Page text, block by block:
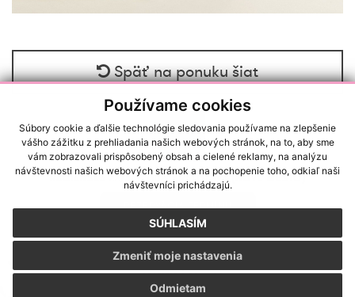
Používame cookies
Súbory cookie a ďalšie technológie sledovania používame na zlepšenie
vášho zážitku z prehliadania našich webových stránok, na to, aby sme
vám zobrazovali prispôsobený obsah a cielené reklamy, na analýzu
návštevnosti našich webových stránok a na pochopenie toho, odkiaľ naši
návštevníci prichádzajú.
SÚHLASÍM
Odmietam
Zmeniť moje nastavenia
Späť na ponuku šiat
RAČIANSKA 22/A, 83102, BRATISLAVA (NOVÉ MESTO)
REZERVÁCIA TERMÍNU
GDPR| Cookies
webdesign| webex.sk